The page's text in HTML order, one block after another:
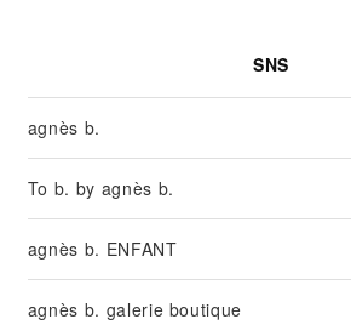
SNS
agnès b.
To b. by agnès b.
agnès b. ENFANT
agnès b. galerie boutique